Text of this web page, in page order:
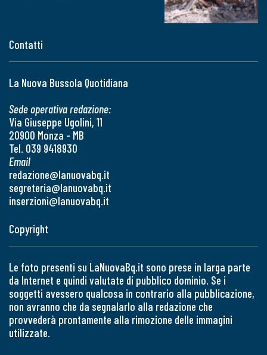
Contatti
La Nuova Bussola Quotidiana
Sede operativa redazione:
Via Giuseppe Ugolini, 11
20900 Monza - MB
Tel. 039 9418930
Email
redazione@lanuovabq.it
segreteria@lanuovabq.it
inserzioni@lanuovabq.it
Copyright
Le foto presenti su LaNuovaBq.it sono prese in larga parte
da Internet e quindi valutate di pubblico dominio. Se i
soggetti avessero qualcosa in contrario alla pubblicazione,
non avranno che da segnalarlo alla redazione che
provvederà prontamente alla rimozione delle immagini
utilizzate.